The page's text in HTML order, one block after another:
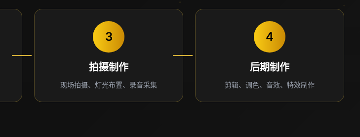
3
拍摄制作
现场拍摄、灯光布置、录音采集
4
后期制作
剪辑、调色、音效、特效制作